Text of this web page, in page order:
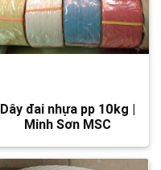
Dây đai nhựa pp 10kg |
Minh Sơn MSC